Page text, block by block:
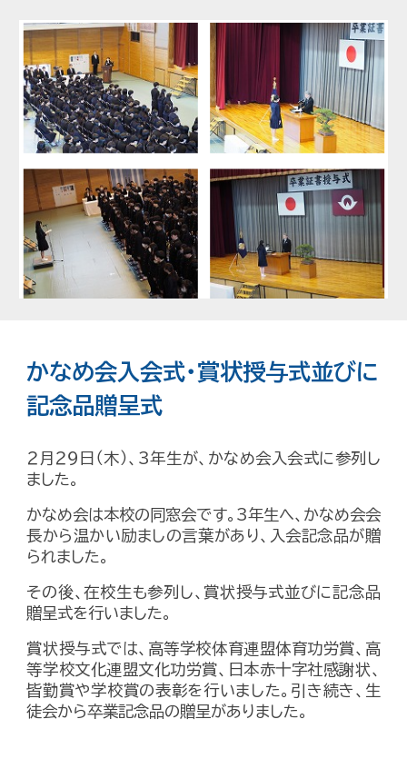
かなめ会入会式・賞状授与式並びに
記念品贈呈式
２月２９日（木）、3年生が、かなめ会入会式に参列し
ました。
かなめ会は本校の同窓会です。3年生へ、かなめ会会
長から温かい励ましの言葉があり、入会記念品が贈
られました。
その後、在校生も参列し、 賞状授与式並びに記念品
贈呈式を行いました。
賞状授与式では、高等学校体育連盟体育功労賞、高
等学校文化連盟文化功労賞、日本赤十字社感謝状、
皆勤賞や学校賞の表彰を行いました。引き続き、生
徒会から卒業記念品の贈呈がありました。